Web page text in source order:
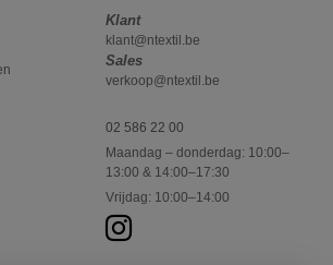
Klant
klant@ntextil.be
Sales
verkoop@ntextil.be
02 586 22 00
Maandag – donderdag: 10:00–
13:00 & 14:00–17:30
Vrijdag: 10:00–14:00